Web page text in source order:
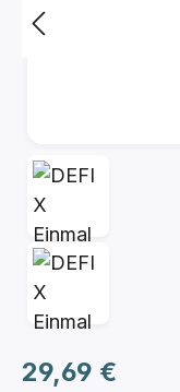
Regulärer Preis:
29,69 €